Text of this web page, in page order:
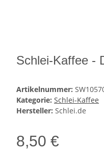
Schlei-Kaffee -
Artikelnummer:
Kategorie: Schlei-Kaffee
Hersteller: Schlei.de
8,50 €